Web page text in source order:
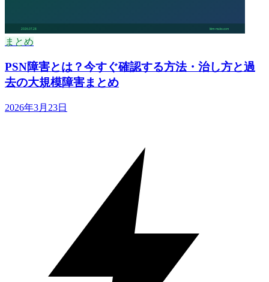
まとめ
PSN障害とは？今すぐ確認する方法・治し方と過
去の大規模障害まとめ
2026年3月23日